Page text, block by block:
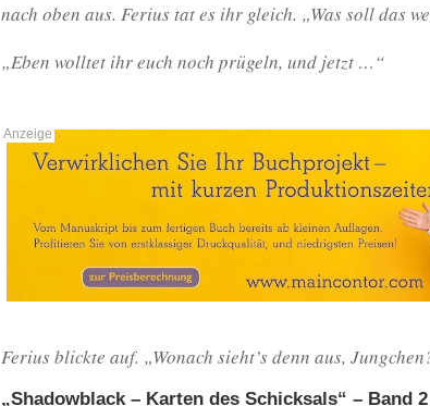
nach oben aus. Ferius tat es ihr gleich. „Was soll das
„Eben wolltet ihr euch noch prügeln, und jetzt …“
Ferius blickte auf. „Wonach sieht’s denn aus,
„Shadowblack – Karten des Schicksals“ – Band